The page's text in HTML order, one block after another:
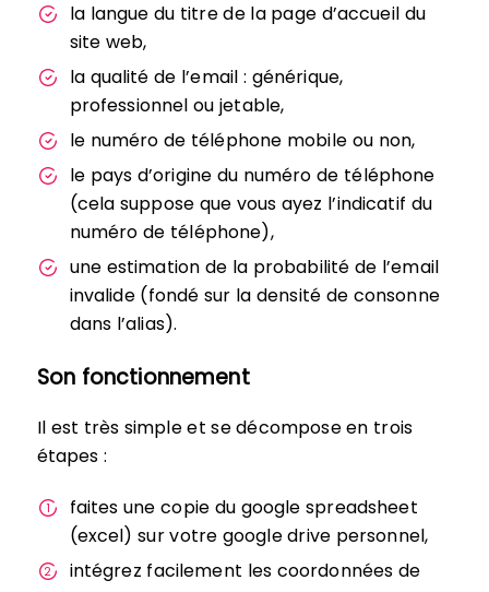
la langue du titre de la page d’accueil du
site web,
la qualité de l’email : générique,
professionnel ou jetable,
le numéro de téléphone mobile ou non,
le pays d’origine du numéro de téléphone
(cela suppose que vous ayez l’indicatif du
numéro de téléphone),
une estimation de la probabilité de l’email
invalide (fondé sur la densité de consonne
dans l’alias).
Son fonctionnement
Il est très simple et se décompose en trois
étapes :
faites une copie du google spreadsheet
(excel) sur votre google drive personnel,
intégrez facilement les coordonnées de